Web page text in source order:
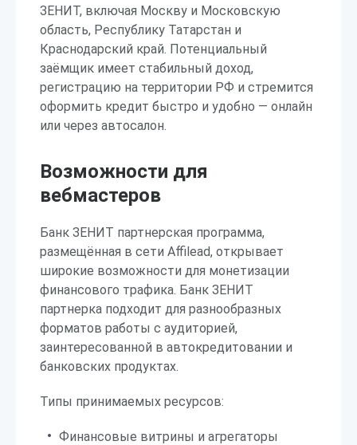
ЗЕНИТ, включая Москву и Московскую
область, Республику Татарстан и
Краснодарский край. Потенциальный
заёмщик имеет стабильный доход,
регистрацию на территории РФ и стремится
оформить кредит быстро и удобно — онлайн
или через автосалон.
Возможности для
вебмастеров
Банк ЗЕНИТ партнерская программа,
размещённая в сети Affilead, открывает
широкие возможности для монетизации
финансового трафика. Банк ЗЕНИТ
партнерка подходит для разнообразных
форматов работы с аудиторией,
заинтересованной в автокредитовании и
банковских продуктах.
Типы принимаемых ресурсов:
Финансовые витрины и агрегаторы